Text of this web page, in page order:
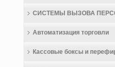
СИСТЕМЫ ВЫЗОВА
Автоматизация торговли
Кассовые боксы и